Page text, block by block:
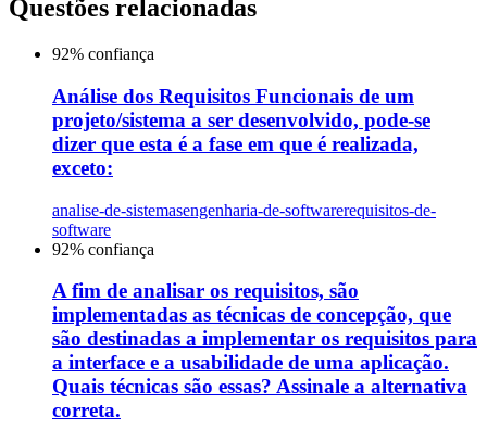
Questões relacionadas
92% confiança
Análise dos Requisitos Funcionais de um
projeto/sistema a ser desenvolvido, pode-se
dizer que esta é a fase em que é realizada,
exceto:
analise-de-sistemasengenharia-de-softwarerequisitos-de-
software
92% confiança
A fim de analisar os requisitos, são
implementadas as técnicas de concepção, que
são destinadas a implementar os requisitos para
a interface e a usabilidade de uma aplicação.
Quais técnicas são essas? Assinale a alternativa
correta.